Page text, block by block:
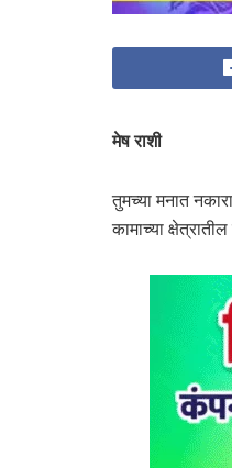
मेष राशी
तुमच्या मनात
कामाच्या